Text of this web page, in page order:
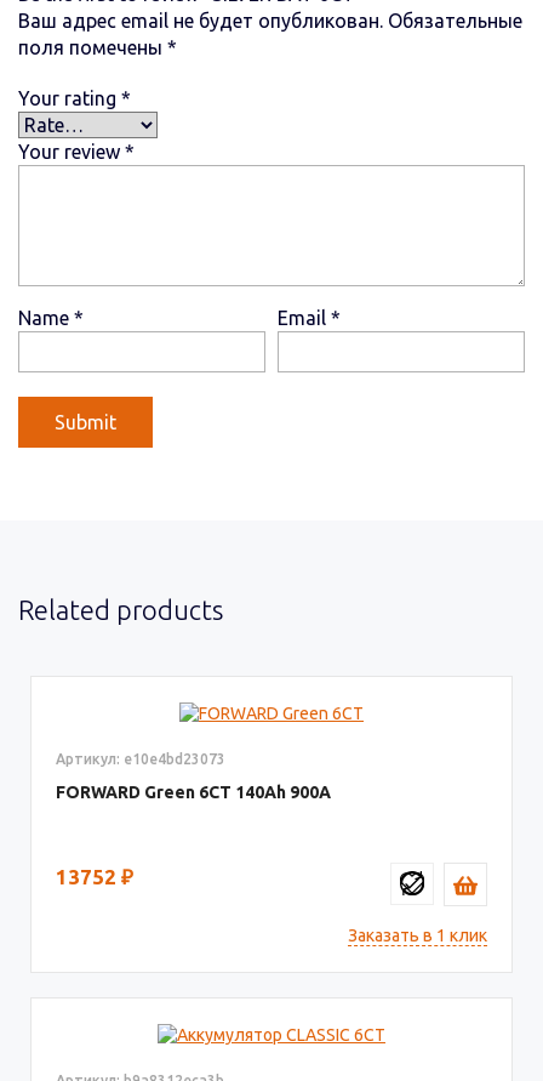
Ваш адрес email не будет опубликован. Обязательные
поля помечены *
Your rating *
Your review *
Name * Email *
Related products
Артикул: e10e4bd23073
FORWARD Green 6СТ 140 900
13752 ₽
Заказать в 1 клик